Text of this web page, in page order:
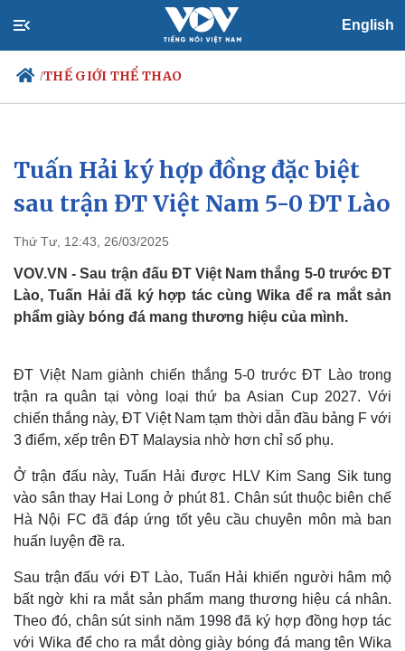
English
/THẾ GIỚI THỂ THAO
Chính trị
Tổ chức nhân sự
Nhận diện sự thật
Xã hội
Tin 24h
Dự báo thời tiết
Việc làm
Biển đảo
Tuấn Hải ký hợp đồng đặc biệt
sau trận ĐT Việt Nam 5-0 ĐT Lào
Thứ Tư, 12:43, 26/03/2025
VOV.VN - Sau trận đấu ĐT Việt Nam thắng 5-0 trước ĐT
Lào, Tuấn Hải đã ký hợp tác cùng Wika để ra mắt sản
phẩm giày bóng đá mang thương hiệu của mình.
ĐT Việt Nam giành chiến thắng 5-0 trước ĐT Lào trong
trận ra quân tại vòng loại thứ ba Asian Cup 2027. Với
chiến thắng này, ĐT Việt Nam tạm thời dẫn đầu bảng F với
3 điểm, xếp trên ĐT Malaysia nhờ hơn chỉ số phụ.
Ở trận đấu này, Tuấn Hải được HLV Kim Sang Sik tung
vào sân thay Hai Long ở phút 81. Chân sút thuộc biên chế
Hà Nội FC đã đáp ứng tốt yêu cầu chuyên môn mà ban
huấn luyện đề ra.
Sau trận đấu với ĐT Lào, Tuấn Hải khiến người hâm mộ
bất ngờ khi ra mắt sản phẩm mang thương hiệu cá nhân.
Theo đó, chân sút sinh năm 1998 đã ký hợp đồng hợp tác
với Wika để cho ra mắt dòng giày bóng đá mang tên Wika